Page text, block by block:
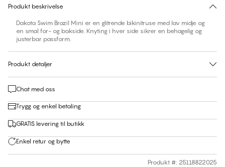
Produkt beskrivelse
Dakota Swim Brazil Mini er en glitrende bikinitruse med lav midje og
en smal for- og bakside. Knyting i hver side sikrer en behagelig og
justerbar passform.
Produkt detaljer
Chat med oss
Trygg og enkel betaling
GRATIS levering til butikk
Enkel retur og bytte
Produkt #: 25118822025